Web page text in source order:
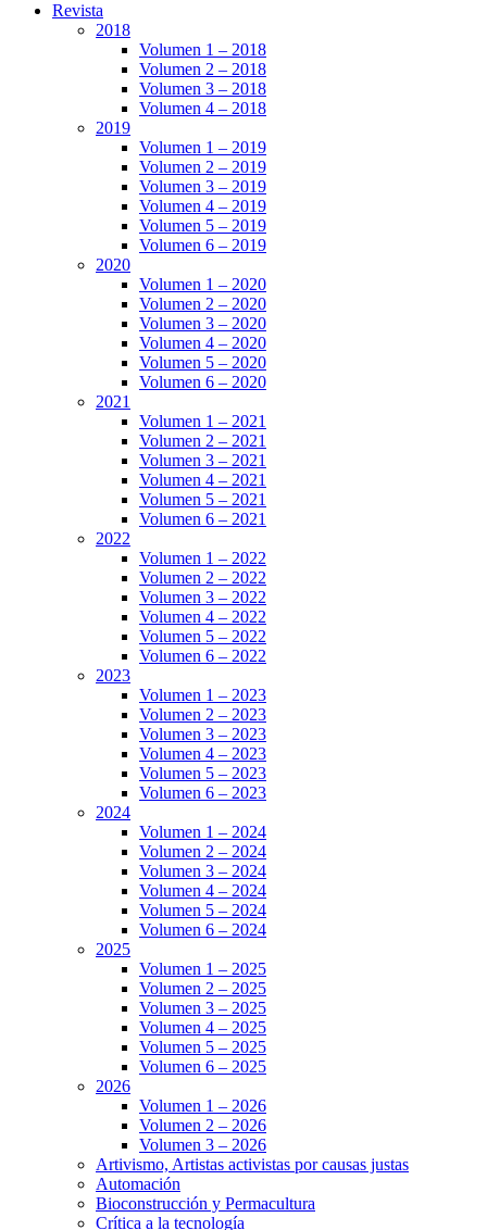
Revista
2018
Volumen 1 – 2018
Volumen 2 – 2018
Volumen 3 – 2018
Volumen 4 – 2018
2019
Volumen 1 – 2019
Volumen 2 – 2019
Volumen 3 – 2019
Volumen 4 – 2019
Volumen 5 – 2019
Volumen 6 – 2019
2020
Volumen 1 – 2020
Volumen 2 – 2020
Volumen 3 – 2020
Volumen 4 – 2020
Volumen 5 – 2020
Volumen 6 – 2020
2021
Volumen 1 – 2021
Volumen 2 – 2021
Volumen 3 – 2021
Volumen 4 – 2021
Volumen 5 – 2021
Volumen 6 – 2021
2022
Volumen 1 – 2022
Volumen 2 – 2022
Volumen 3 – 2022
Volumen 4 – 2022
Volumen 5 – 2022
Volumen 6 – 2022
2023
Volumen 1 – 2023
Volumen 2 – 2023
Volumen 3 – 2023
Volumen 4 – 2023
Volumen 5 – 2023
Volumen 6 – 2023
2024
Volumen 1 – 2024
Volumen 2 – 2024
Volumen 3 – 2024
Volumen 4 – 2024
Volumen 5 – 2024
Volumen 6 – 2024
2025
Volumen 1 – 2025
Volumen 2 – 2025
Volumen 3 – 2025
Volumen 4 – 2025
Volumen 5 – 2025
Volumen 6 – 2025
2026
Volumen 1 – 2026
Volumen 2 – 2026
Volumen 3 – 2026
Artivismo, Artistas activistas por causas justas
Automación
Bioconstrucción y Permacultura
Crítica a la tecnología